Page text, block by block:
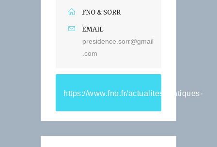
FNO & SORR
EMAIL
presidence.sorr@gmail
.com
https://www.fno.fr/actualites/pratiques-